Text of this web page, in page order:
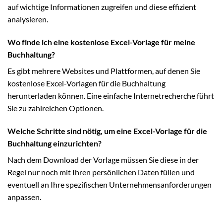
auf wichtige Informationen zugreifen und diese effizient
analysieren.
Wo finde ich eine kostenlose Excel-Vorlage für meine
Buchhaltung?
Es gibt mehrere Websites und Plattformen, auf denen Sie
kostenlose Excel-Vorlagen für die Buchhaltung
herunterladen können. Eine einfache Internetrecherche führt
Sie zu zahlreichen Optionen.
Welche Schritte sind nötig, um eine Excel-Vorlage für die
Buchhaltung einzurichten?
Nach dem Download der Vorlage müssen Sie diese in der
Regel nur noch mit Ihren persönlichen Daten füllen und
eventuell an Ihre spezifischen Unternehmensanforderungen
anpassen.